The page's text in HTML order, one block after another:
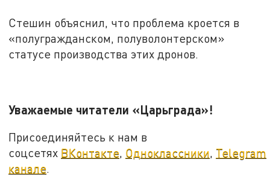
Стешин объяснил, что проблема кроется в
«полугражданском, полуволонтерском»
статусе производства этих дронов.
Уважаемые читатели «Царьграда»!
Присоединяйтесь к нам в
соцсетях ВКонтакте, Одноклассники, Telegram
канале.